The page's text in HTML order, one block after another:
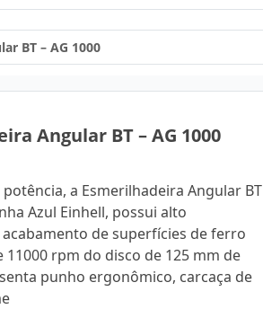
BT – AG 1000
Angular BT – AG 1000
potência, a Esmerilhadeira Angular BT
Azul Einhell, possui alto
de superfícies de ferro
11000 rpm do disco de 125 mm de
punho ergonômico, carcaça de